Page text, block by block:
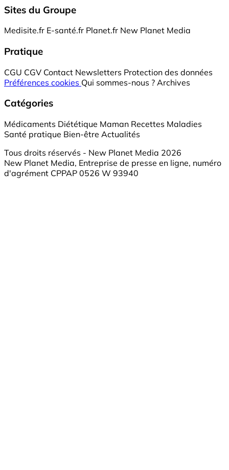
Sites du Groupe
Medisite.fr E-santé.fr Planet.fr New Planet Media
Pratique
CGU CGV Contact Newsletters Protection des données
Préférences cookies Qui sommes-nous ? Archives
Catégories
Médicaments Diététique Maman Recettes Maladies
Santé pratique Bien-être Actualités
Tous droits réservés - New Planet Media 2026
New Planet Media, Entreprise de presse en ligne, numéro
d'agrément CPPAP 0526 W 93940